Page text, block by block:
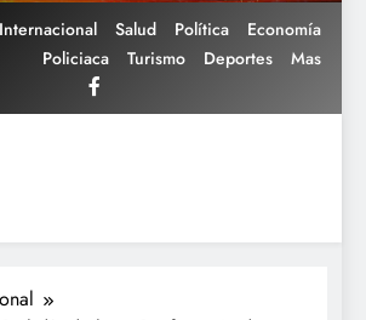
Internacional Salud Política
Economía
Policiaca
Turismo Deportes Mas